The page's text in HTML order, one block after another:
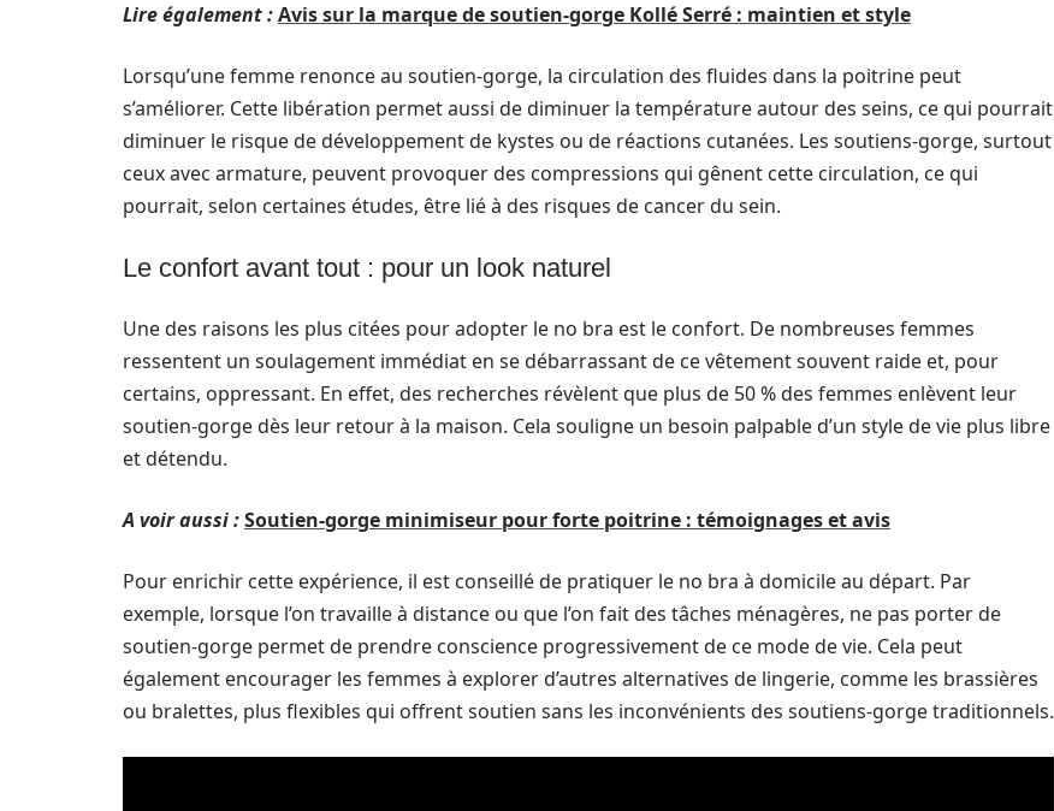
Lire également :Avis sur la marque de soutien-gorge Kollé Serré : maintien et style
Lorsqu’une femme renonce au soutien-gorge, la circulation des fluides dans la poitrine peut
s’améliorer. Cette libération permet aussi de diminuer la température autour des seins, ce qui pourrait
diminuer le risque de développement de kystes ou de réactions cutanées. Les soutiens-gorge, surtout
ceux avec armature, peuvent provoquer des compressions qui gênent cette circulation, ce qui
pourrait, selon certaines études, être lié à des risques de cancer du sein.
Le confort avant tout : pour un look naturel
Une des raisons les plus citées pour adopter le no bra est le confort. De nombreuses femmes
ressentent un soulagement immédiat en se débarrassant de ce vêtement souvent raide et, pour
certains, oppressant. En effet, des recherches révèlent que plus de 50 % des femmes enlèvent leur
soutien-gorge dès leur retour à la maison. Cela souligne un besoin palpable d’un style de vie plus libre
et détendu.
A voir aussi :Soutien-gorge minimiseur pour forte poitrine : témoignages et avis
Pour enrichir cette expérience, il est conseillé de pratiquer le no bra à domicile au départ. Par
exemple, lorsque l’on travaille à distance ou que l’on fait des tâches ménagères, ne pas porter de
soutien-gorge permet de prendre conscience progressivement de ce mode de vie. Cela peut
également encourager les femmes à explorer d’autres alternatives de lingerie, comme les brassières
ou bralettes, plus flexibles qui offrent soutien sans les inconvénients des soutiens-gorge traditionnels.